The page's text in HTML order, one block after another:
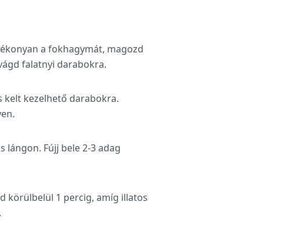
a fokhagymát, magozd
falatnyi darabokra.
kelt kezelhető darabokra.
lángon. Fújj bele 2-3 adag
körülbelül 1 percig, amíg illatos